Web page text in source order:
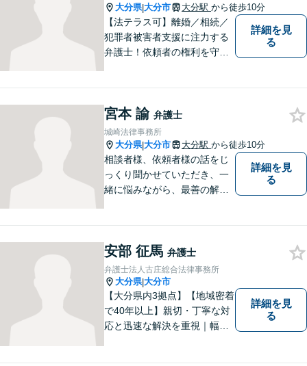
大分県|大分市 大分駅 から徒歩10分
【法テラス可】離婚／相続／
犯罪者被害者支援に注力する
弁護士！依頼者の権利を守
詳細を見
る
宮本 諭 弁護士
城崎法律事務所
大分県|大分市 大分駅 から徒歩10分
相談者様、依頼者様の話をじ
っくり聞かせていただき、一
緒に悩みながら、最善の解決
詳細を見
る
安部 征馬 弁護士
弁護士法人古庄総合法律事務所
大分県|大分市
【大分県内3拠点】【地域密着
で40年以上】親切・丁寧な対
応と迅速な解決を重視｜幅広
詳細を見
る